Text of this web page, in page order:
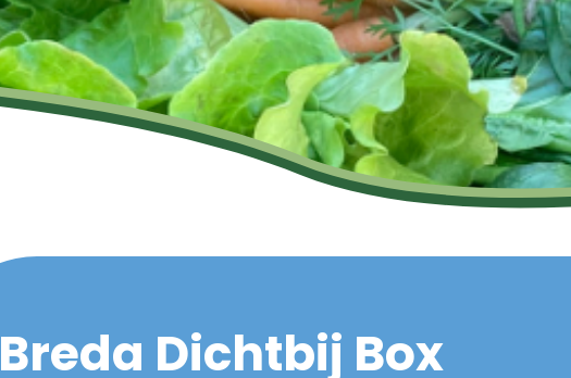
Breda Dichtbij Box